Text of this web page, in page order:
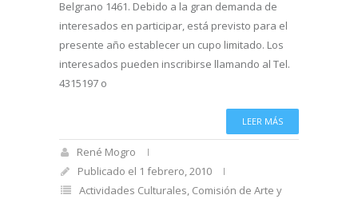
Belgrano 1461. Debido a la gran demanda de
interesados en participar, está previsto para el
presente año establecer un cupo limitado. Los
interesados pueden inscribirse llamando al Tel.
4315197 o
LEER MÁS
René Mogro
Publicado el 1 febrero, 2010
Actividades Culturales, Comisión de Arte y